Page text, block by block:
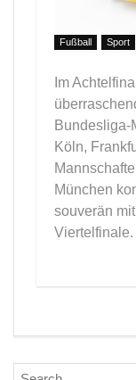
Fußball Sport
Im
Bundesliga-
Köln,
München
souverän